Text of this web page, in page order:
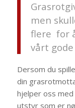
men
flere for
vårt
Dersom du
din
hjelper oss
utstyr som er